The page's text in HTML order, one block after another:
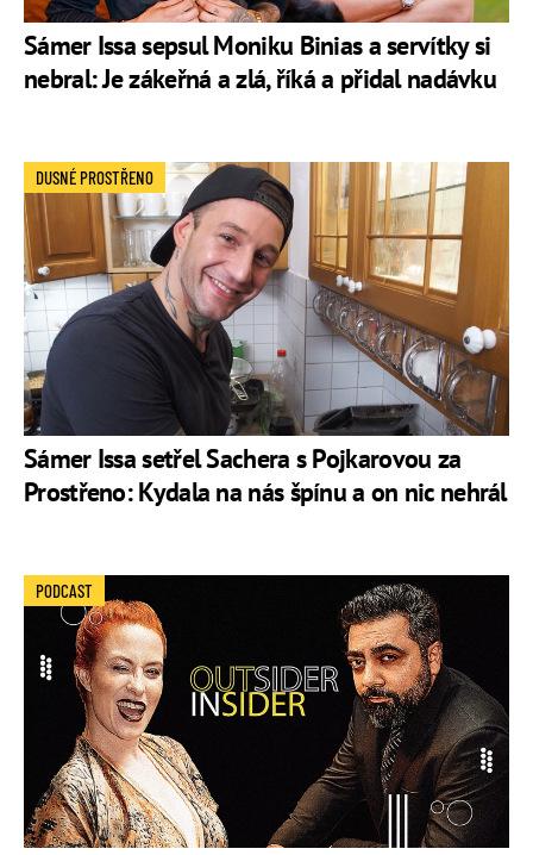
Sámer Issa sepsul Moniku Binias a servítky si
nebral: Je zákeřná a zlá, říká a přidal nadávku
Sámer Issa setřel Sachera s Pojkarovou za
Prostřeno: Kydala na nás špínu a on nic nehrál
DUSNÉ PROSTŘENO
PODCAST